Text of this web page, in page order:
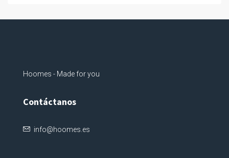
Hoomes - Made for you
Contáctanos
info@hoomes.es